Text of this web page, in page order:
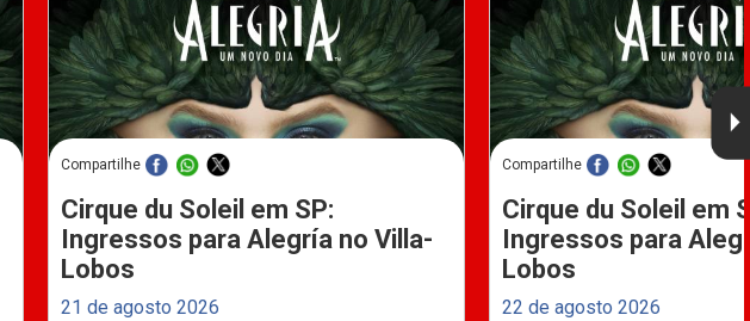
Compartilhe
Cirque du Soleil em SP:
Ingressos para Alegría no Villa-
Lobos
21 de agosto 2026
Compartilhe
Cirque du Soleil em
Ingressos para
Lobos
22 de agosto 2026